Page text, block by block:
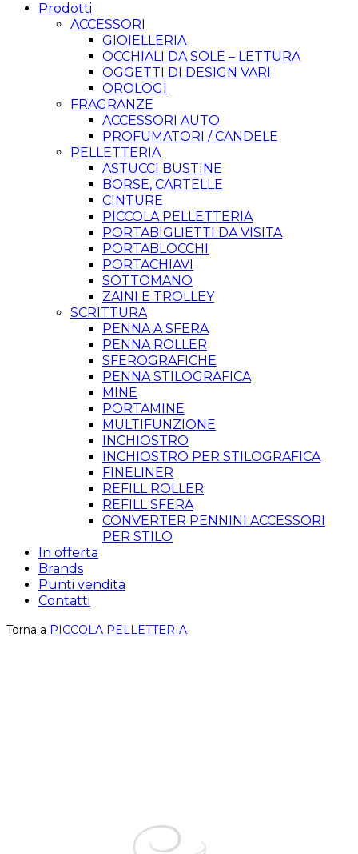
Prodotti
ACCESSORI
GIOIELLERIA
OCCHIALI DA SOLE – LETTURA
OGGETTI DI DESIGN VARI
OROLOGI
FRAGRANZE
ACCESSORI AUTO
PROFUMATORI / CANDELE
PELLETTERIA
ASTUCCI BUSTINE
BORSE, CARTELLE
CINTURE
PICCOLA PELLETTERIA
PORTABIGLIETTI DA VISITA
PORTABLOCCHI
PORTACHIAVI
SOTTOMANO
ZAINI E TROLLEY
SCRITTURA
PENNA A SFERA
PENNA ROLLER
SFEROGRAFICHE
PENNA STILOGRAFICA
MINE
PORTAMINE
MULTIFUNZIONE
INCHIOSTRO
INCHIOSTRO PER STILOGRAFICA
FINELINER
REFILL ROLLER
REFILL SFERA
CONVERTER PENNINI ACCESSORI
PER STILO
In offerta
Brands
Punti vendita
Contatti
Torna a PICCOLA PELLETTERIA